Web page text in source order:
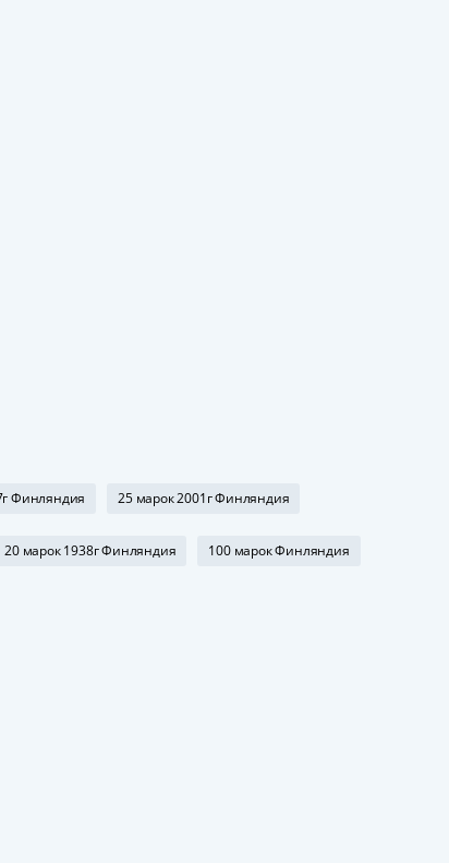
Финляндия 25 марок 2001г Финляндия
20 марок 1938г Финляндия 100 марок Финляндия